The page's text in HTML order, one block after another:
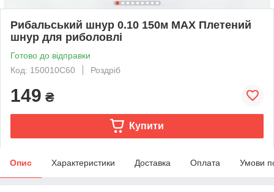
Рибальський шнур 0.10 150м MAX Плетений
шнур для риболовлі
Готово до відправки
Код: 150010C60
Роздріб
149 ₴
Купити
Опис Характеристики Доставка Оплата Умови